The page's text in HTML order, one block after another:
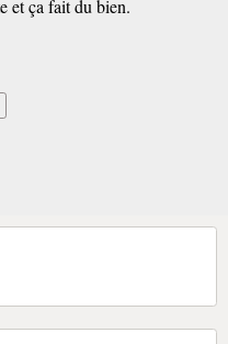
et ça fait du bien.